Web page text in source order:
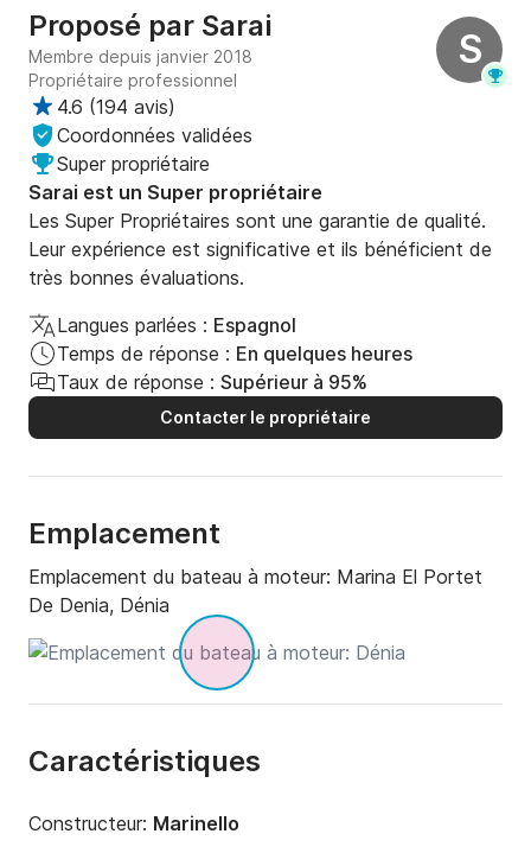
S
Proposé par Sarai
Membre depuis janvier 2018
Propriétaire professionnel
4.6 (194 avis)
Coordonnées validées
Super propriétaire
Sarai est un Super propriétaire
Les Super Propriétaires sont une garantie de qualité.
Leur expérience est significative et ils bénéficient de
très bonnes évaluations.
Langues parlées : Espagnol
Temps de réponse : En quelques heures
Taux de réponse : Supérieur à 95%
Contacter le propriétaire
Emplacement
Emplacement du bateau à moteur: Marina El Portet
De Denia, Dénia
Caractéristiques
Constructeur: Marinello